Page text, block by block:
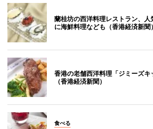
蘭桂坊の西洋料理レストラン、人
に海鮮料理なども（香港経済新聞）
香港の老舗西洋料理「ジミーズ
（香港経済新聞）
食べる